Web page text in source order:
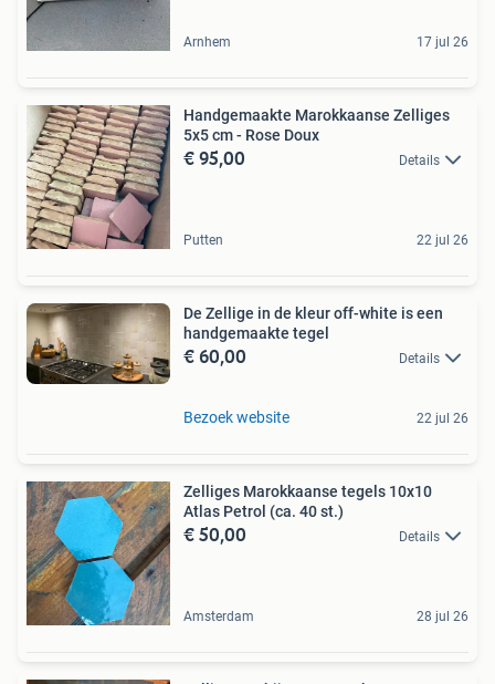
Arnhem 17 jul 26
Handgemaakte Marokkaanse Zelliges
5x5 cm - Rose Doux
€ 95,00 Details
Putten 22 jul 26
De Zellige in de kleur off-white is een
handgemaakte tegel
€ 60,00 Details
Bezoek website 22 jul 26
Zelliges Marokkaanse tegels 10x10
Atlas Petrol (ca. 40 st.)
€ 50,00 Details
Amsterdam 28 jul 26